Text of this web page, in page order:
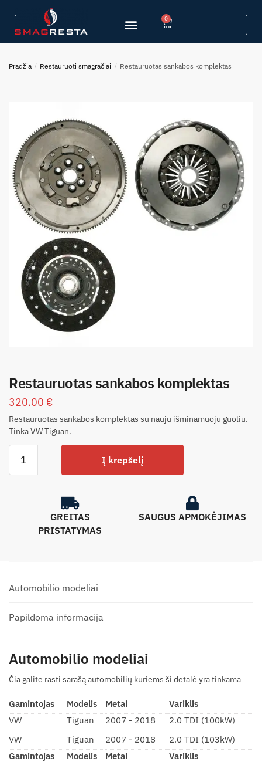
0
Pradžia / Restauruoti smagračiai / Restauruotas sankabos komplektas
Restauruotas sankabos komplektas
320.00 €
Restauruotas sankabos komplektas su nauju išminamuoju guoliu.
Tinka VW Tiguan.
Į krepšelį
GREITAS
PRISTATYMAS
SAUGUS APMOKĖJIMAS
Automobilio modeliai
Papildoma informacija
Automobilio modeliai
Čia galite rasti sarašą automobilių kuriems ši detalė yra tinkama
Gamintojas Modelis Metai Variklis
Gamintojas Modelis Metai Variklis
VW Tiguan 2007 - 2018
2.0 TDI (100kW)
VW
Tiguan 2007 - 2018 2.0 TDI (103kW)